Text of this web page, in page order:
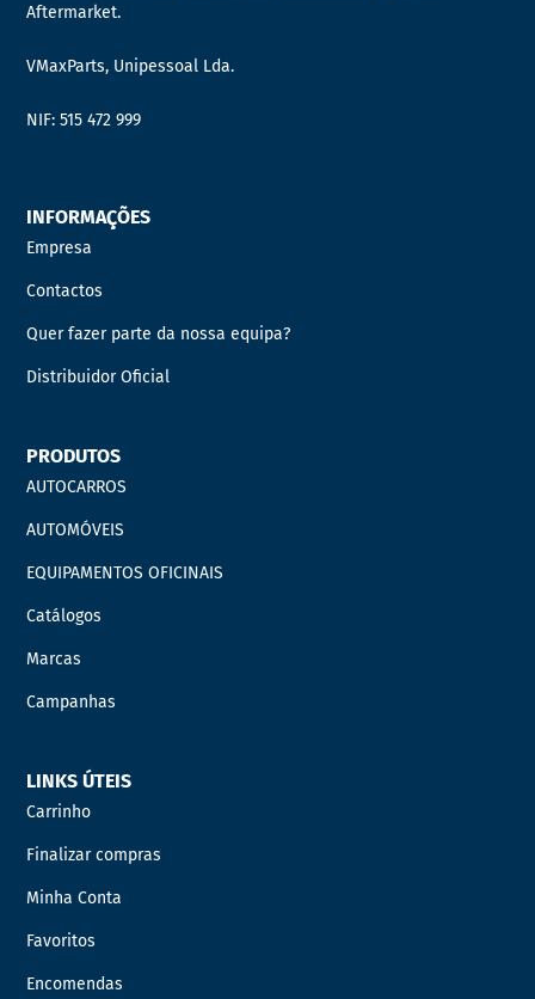
Aftermarket.
VMaxParts, Unipessoal Lda.
NIF: 515 472 999
INFORMAÇÕES
Empresa
Contactos
Quer fazer parte da nossa equipa?
Distribuidor Oficial
PRODUTOS
AUTOCARROS
AUTOMÓVEIS
EQUIPAMENTOS OFICINAIS
Catálogos
Marcas
Campanhas
LINKS ÚTEIS
Carrinho
Finalizar compras
Minha Conta
Favoritos
Encomendas